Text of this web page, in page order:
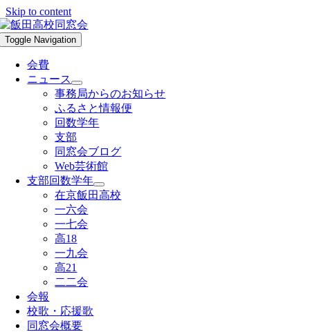
Skip to content
Toggle Navigation
会費
ニュース
事務局からのお知らせ
ふるさと情報便
回数学年
支部
同窓会ブログ
Web芸術館
支部回数学年
在京飯田高校
一六会
一七会
高18
一九会
高21
二二会
会報
校歌・応援歌
同窓会概要